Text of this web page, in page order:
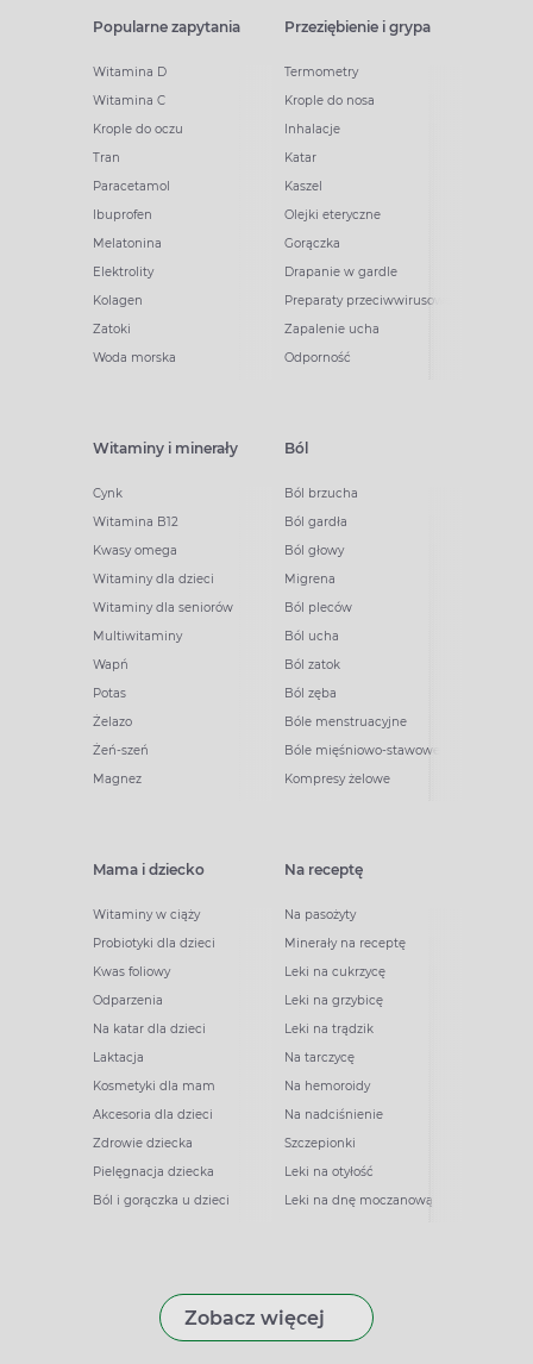
Popularne zapytania
Witamina D
Witamina C
Krople do oczu
Tran
Paracetamol
Ibuprofen
Melatonina
Elektrolity
Kolagen
Zatoki
Woda morska
Przeziębienie i grypa
Termometry
Krople do nosa
Inhalacje
Katar
Kaszel
Olejki eteryczne
Gorączka
Drapanie w gardle
Preparaty przeciwwirusowe
Zapalenie ucha
Odporność
Witaminy i minerały
Cynk
Witamina B12
Kwasy omega
Witaminy dla dzieci
Witaminy dla seniorów
Multiwitaminy
Wapń
Potas
Żelazo
Żeń-szeń
Magnez
Ból
Ból brzucha
Ból gardła
Ból głowy
Migrena
Ból pleców
Ból ucha
Ból zatok
Ból zęba
Bóle menstruacyjne
Bóle mięśniowo-stawowe
Kompresy żelowe
Mama i dziecko
Witaminy w ciąży
Probiotyki dla dzieci
Kwas foliowy
Odparzenia
Na katar dla dzieci
Laktacja
Kosmetyki dla mam
Akcesoria dla dzieci
Zdrowie dziecka
Pielęgnacja dziecka
Ból i gorączka u dzieci
Na receptę
Na pasożyty
Minerały na receptę
Leki na cukrzycę
Leki na grzybicę
Leki na trądzik
Na tarczycę
Na hemoroidy
Na nadciśnienie
Szczepionki
Leki na otyłość
Leki na dnę moczanową
Zobacz więcej